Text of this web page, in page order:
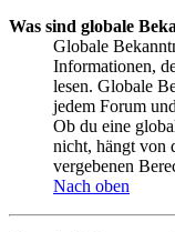
Was sind globale
Globale
Informationen,
lesen. Globale
jedem Forum
Ob du eine
nicht, hängt von
vergebenen
Nach oben